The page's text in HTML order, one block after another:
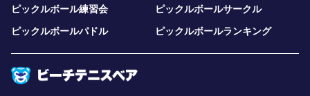
ピックルボール練習会
ピックルボールサークル
ピックルボールパドル
ピックルボールランキング